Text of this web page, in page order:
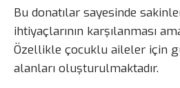
Bu donatılar sayesinde
ihtiyaçlarının karşılanması
Özellikle çocuklu aileler için
alanları oluşturulmaktadır.